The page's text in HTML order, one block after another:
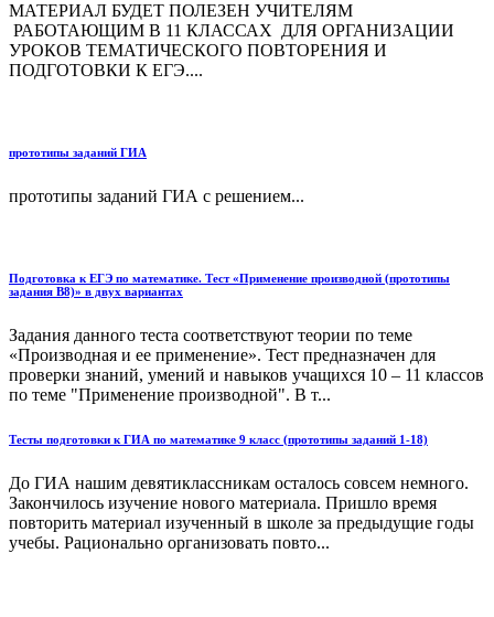
МАТЕРИАЛ БУДЕТ ПОЛЕЗЕН УЧИТЕЛЯМ
РАБОТАЮЩИМ В 11 КЛАССАХ ДЛЯ ОРГАНИЗАЦИИ
УРОКОВ ТЕМАТИЧЕСКОГО ПОВТОРЕНИЯ И
ПОДГОТОВКИ К ЕГЭ....
прототипы заданий ГИА
прототипы заданий ГИА с решением...
Подготовка к ЕГЭ по математике. Тест «Применение производной (прототипы
задания В8)» в двух вариантах
Задания данного теста соответствуют теории по теме
«Производная и ее применение». Тест предназначен для
проверки знаний, умений и навыков учащихся 10 – 11 классов
по теме "Применение производной". В т...
Тесты подготовки к ГИА по математике 9 класс (прототипы заданий 1-18)
До ГИА нашим девятиклассникам осталось совсем немного.
Закончилось изучение нового материала. Пришло время
повторить материал изученный в школе за предыдущие годы
учебы. Рационально организовать повто...